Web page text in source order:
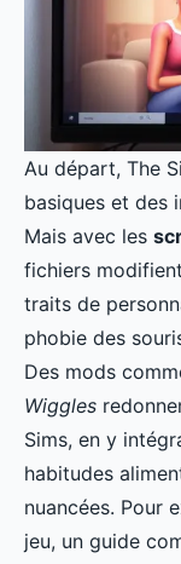
Au départ, The
basiques et des
Mais avec les
fichiers
traits de
phobie des
Des mods
Wiggles
Sims, en y
habitudes
nuancées. Pour
jeu, un guide